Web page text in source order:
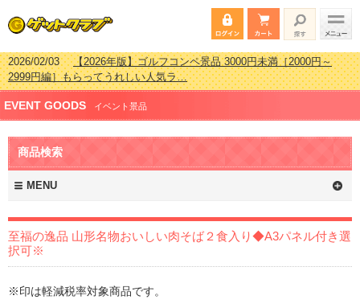
2026/07/15【2026年版】ビンゴゲーム景品おすすめ金額別人気ランキ
ング 更新しました！
2026/04/03【2026年版】ゴルフコンペ景品 3000円未満［2000円～
2999円編］もらってうれしい人気ラ…
2026/02/16【2026年版】結婚式の二次会で貰って嬉しい景品とは？ 更
新しました！
2026/02/03
2999円編］もらってうれしい人気ラ…
EVENT GOODS イベント景品
商品検索
MENU
至福の逸品 山形名物おいしい肉そば２食入り◆A3パネル付き選
択可※
※印は軽減税率対象商品です。